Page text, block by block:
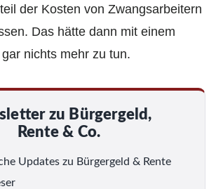
der Kosten von Zwangsarbeitern
Das hätte dann mit einem
nichts mehr zu tun.
zu Bürgergeld,
Rente & Co.
Updates zu Bürgergeld & Rente